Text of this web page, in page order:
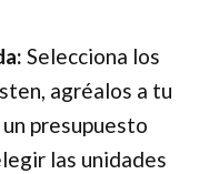
Selecciona los
agréalos a tu
presupuesto
las unidades